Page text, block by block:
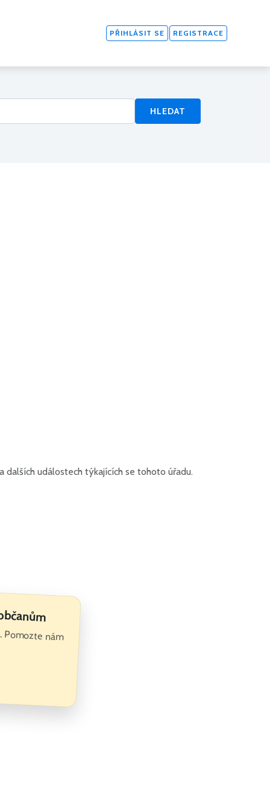
PŘIHLÁSIT SE REGISTRACE
HLEDAT
dalších událostech týkajících se tohoto úřadu.
nám